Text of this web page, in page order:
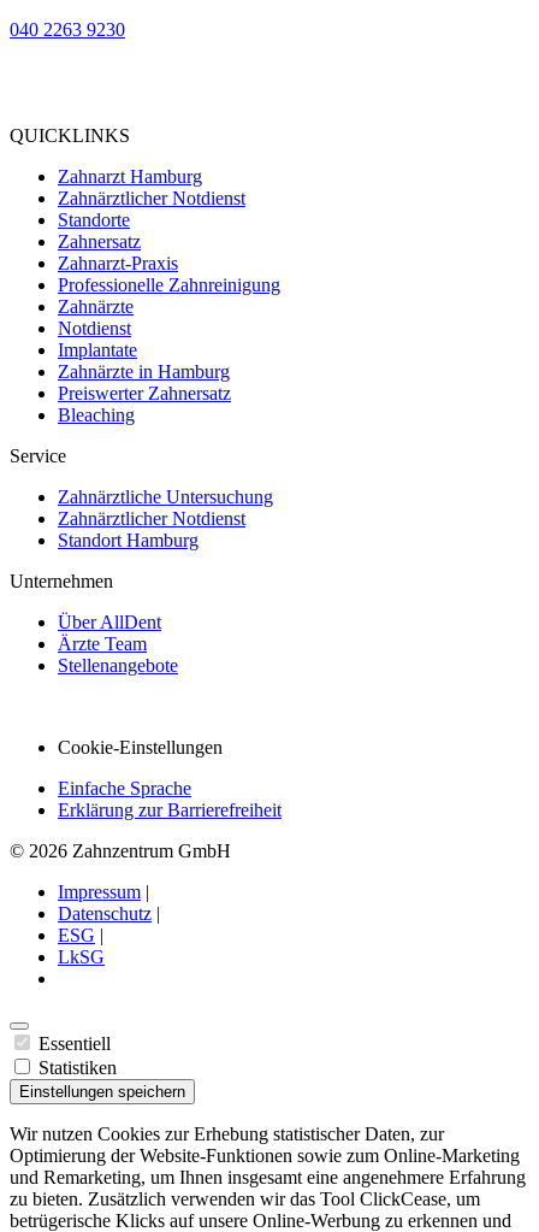
040 2263 9230
QUICKLINKS
Zahnarzt Hamburg
Zahnärztlicher Notdienst
Standorte
Zahnersatz
Zahnarzt-Praxis
Professionelle Zahnreinigung
Zahnärzte
Notdienst
Implantate
Zahnärzte in Hamburg
Preiswerter Zahnersatz
Bleaching
Service
Zahnärztliche Untersuchung
Zahnärztlicher Notdienst
Standort Hamburg
Unternehmen
Über AllDent
Ärzte Team
Stellenangebote
Cookie-Einstellungen
Einfache Sprache
Erklärung zur Barrierefreiheit
© 2026 Zahnzentrum GmbH
Impressum |
Datenschutz |
ESG |
LkSG
Essentiell
Statistiken
Einstellungen speichern
Wir nutzen Cookies zur Erhebung statistischer Daten, zur
Optimierung der Website-Funktionen sowie zum Online-Marketing
und Remarketing, um Ihnen insgesamt eine angenehmere Erfahrung
zu bieten. Zusätzlich verwenden wir das Tool ClickCease, um
betrügerische Klicks auf unsere Online-Werbung zu erkennen und